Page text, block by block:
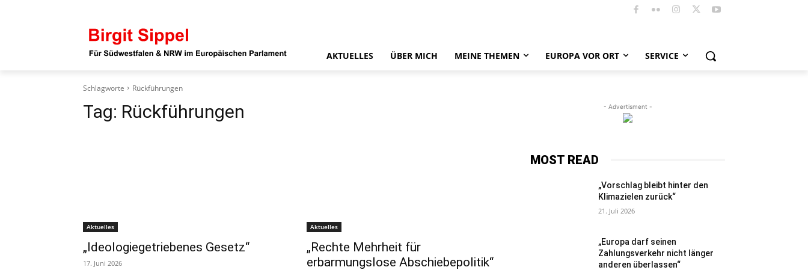
AKTUELLES ÜBER MICH MEINE THEMEN EUROPA VOR ORT SERVICE
Schlagworte Rückführungen
Tag: Rückführungen
Aktuelles
„Ideologiegetriebenes Gesetz“
17. Juni 2026
Aktuelles
„Rechte Mehrheit für
erbarmungslose Abschiebepolitik“
- Advertisment -
MOST READ
„Vorschlag bleibt hinter den
Klimazielen zurück“
21. Juli 2026
„Europa darf seinen
Zahlungsverkehr nicht länger
anderen überlassen“